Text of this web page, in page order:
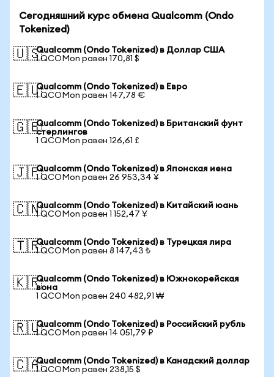
Сегодняшний курс обмена Qualcomm (Ondo
Tokenized)
🇺🇸Qualcomm (Ondo Tokenized) в Доллар США
1 QCOMon равен 170,81 $
🇪🇺Qualcomm (Ondo Tokenized) в Евро
1 QCOMon равен 147,78 €
🇬🇧Qualcomm (Ondo Tokenized) в Британский фунт
стерлингов
1 QCOMon равен 126,61 £
🇯🇵Qualcomm (Ondo Tokenized) в Японская иена
1 QCOMon равен 26 953,34 ¥
🇨🇳Qualcomm (Ondo Tokenized) в Китайский юань
1 QCOMon равен 1 152,47 ¥
🇹🇷Qualcomm (Ondo Tokenized) в Турецкая лира
1 QCOMon равен 8 147,43 ₺
🇰🇷Qualcomm (Ondo Tokenized) в Южнокорейская
вона
1 QCOMon равен 240 482,91 ₩
🇷🇺Qualcomm (Ondo Tokenized) в Российский рубль
1 QCOMon равен 14 051,79 ₽
🇨🇦Qualcomm (Ondo Tokenized) в Канадский доллар
1 QCOMon равен 238,15 $